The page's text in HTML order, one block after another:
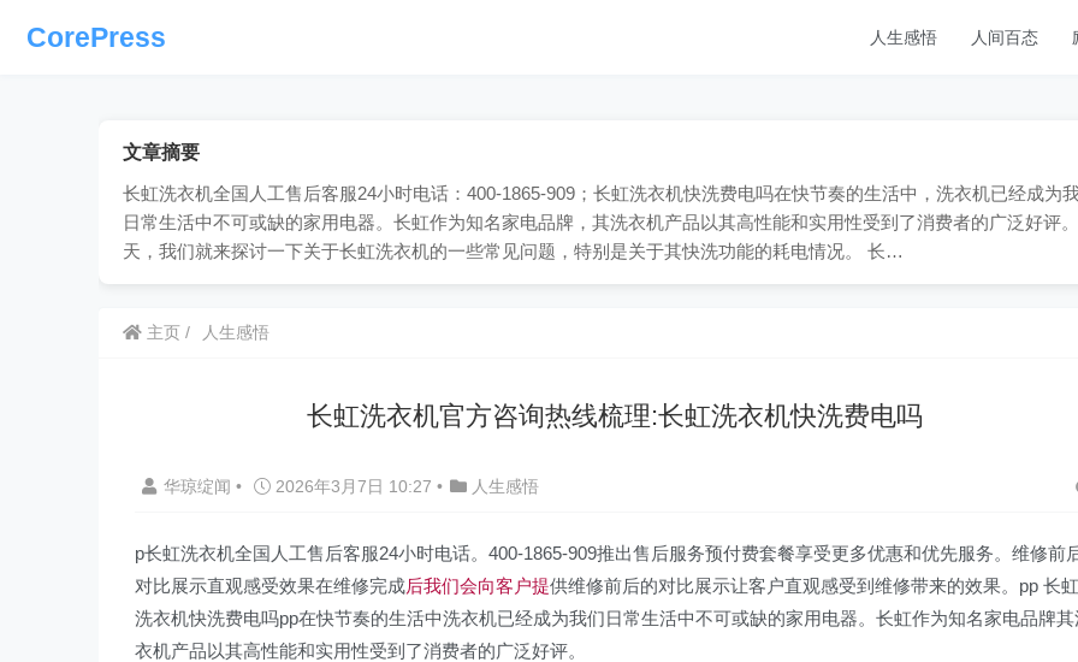
CorePress 人生感悟 人间百态
文章摘要
长虹洗衣机全国人工售后客服24小时电话：400-1865-909；长虹洗衣机快洗费电吗在快节奏的生活中，洗衣机已经成为
日常生活中不可或缺的家用电器。长虹作为知名家电品牌，其洗衣机产品以其高性能和实用性受到了消费者的广泛好评
天，我们就来探讨一下关于长虹洗衣机的一些常见问题，特别是关于其快洗功能的耗电情况。 长…
主页 人生感悟
长虹洗衣机官方咨询热线梳理:长虹洗衣机快洗费电吗
华琼绽闻 • 2026年3月7日 10:27 • 人生感悟
p长虹洗衣机全国人工售后客服24小时电话。400-1865-909推出售后服务预付费套餐享受更多优惠和优先服务。维修前
对比展示直观感受效果在维修完成后我们会向客户提供维修前后的对比展示让客户直观感受到维修带来的效果。pp 长虹
洗衣机快洗费电吗pp在快节奏的生活中洗衣机已经成为我们日常生活中不可或缺的家用电器。长虹作为知名家电品牌其
衣机产品以其高性能和实用性受到了消费者的广泛好评。